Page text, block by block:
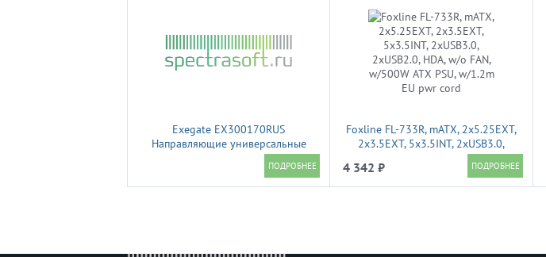
Exegate EX300170RUS
Направляющие универсальные
регулируемые ExeGate RF-600-24"
(набор креплений) (продольные ,
высота 43 мм, длина в сложенном/
Foxline FL-733R, mATX, 2x5.25EXT,
2x3.5EXT, 5x3.5INT, 2xUSB3.0,
2xUSB2.0, HDA, w/o FAN, w/500W
ATX PSU, w/1.2m EU pwr cord
4 342 ₽